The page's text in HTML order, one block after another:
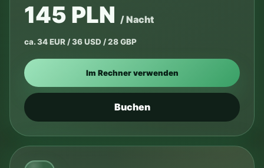
145 PLN / Nacht
ca. 34 EUR / 36 USD / 28 GBP
Im Rechner verwenden
Buchen